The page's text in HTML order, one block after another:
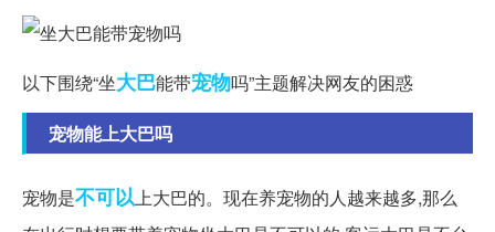
以下围绕“坐大巴能带宠物吗”主题解决网友的困惑
宠物能上大巴吗
宠物是不可以上大巴的。现在养宠物的人越来越多,那么